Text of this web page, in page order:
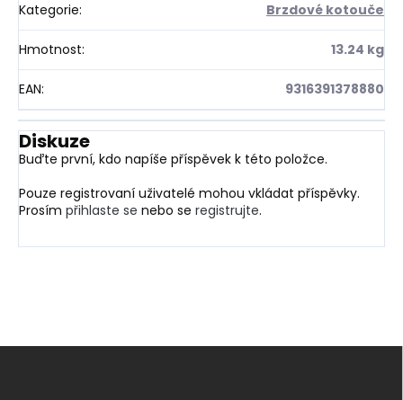
Kategorie: Brzdové kotouče
Hmotnost: 13.24 kg
EAN: 9316391378880
Diskuze
Buďte první, kdo napíše příspěvek k této položce.
Pouze registrovaní uživatelé mohou vkládat příspěvky.
Prosím přihlaste se nebo se registrujte.